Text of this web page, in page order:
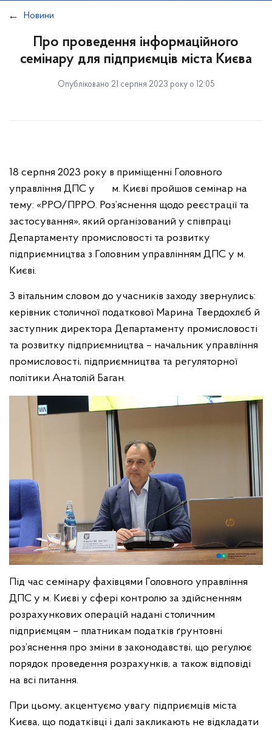
Новини
Про проведення інформаційного
семінару для підприємців міста Києва
Опубліковано 21 серпня 2023 року о 12:05
18 серпня 2023 року в приміщенні Головного
управління ДПС у м. Києві пройшов семінар на
тему: «РРО/ПРРО. Роз’яснення щодо реєстрації та
застосування», який організований у співпраці
Департаменту промисловості та розвитку
підприємництва з Головним управлінням ДПС у м.
Києві.
З вітальним словом до учасників заходу звернулись:
керівник столичної податкової Марина Твердохлєб й
заступник директора Департаменту промисловості
та розвитку підприємництва – начальник управління
промисловості, підприємництва та регуляторної
політики Анатолій Баган.
Під час семінару фахівцями Головного управління
ДПС у м. Києві у сфері контролю за здійсненням
розрахункових операцій надані столичним
підприємцям – платникам податків ґрунтовні
роз’яснення про зміни в законодавстві, що регулює
порядок проведення розрахунків, а також відповіді
на всі питання.
При цьому, акцентуємо увагу підприємців міста
Києва, що податківці і далі закликають не відкладати